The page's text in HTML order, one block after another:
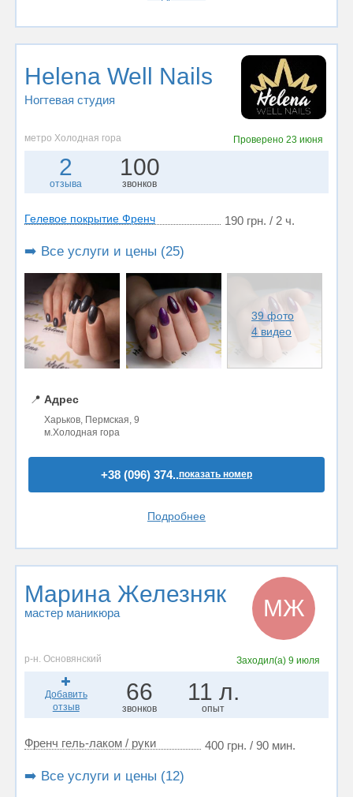
Helena Well Nails
Ногтевая студия
метро Холодная гора Проверено 23 июня
2
отзыва
100
звонков
Гелевое покрытие Френч 190 грн. / 2 ч.
➡️ Все услуги и цены (25)
39 фото
4 видео
📍 Адрес
Харьков, Пермская, 9
м.Холодная гора
+38 (096) 374..показать номер
Подробнее
Марина Железняк
мастер маникюра МЖ
р-н. Основянский Заходил(а) 9 июля
Добавить
отзыв
66
звонков
11 л.
опыт
Френч гель-лаком / руки 400 грн. / 90 мин.
➡️ Все услуги и цены (12)